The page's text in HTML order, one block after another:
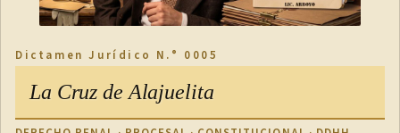
Dictamen Jurídico N.° 0005
La Cruz de Alajuelita